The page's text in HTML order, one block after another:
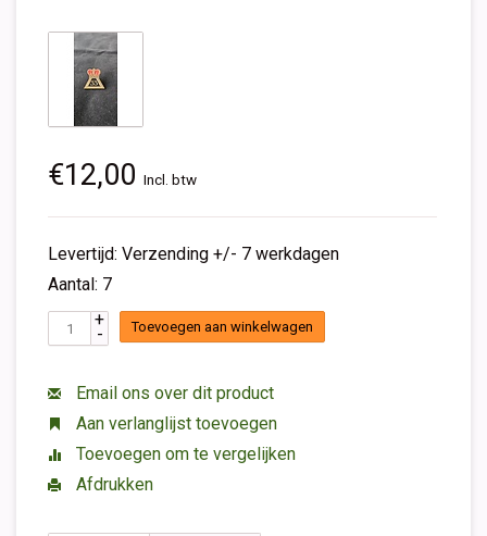
€12,00 Incl. btw
Levertijd: Verzending +/- 7 werkdagen
Aantal: 7
+
- Toevoegen aan winkelwagen
Email ons over dit product
Aan verlanglijst toevoegen
Toevoegen om te vergelijken
Afdrukken